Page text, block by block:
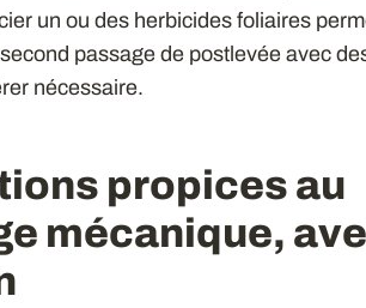
un ou des herbicides foliaires
passage de postlevée avec
nécessaire.
propices au
mécanique,